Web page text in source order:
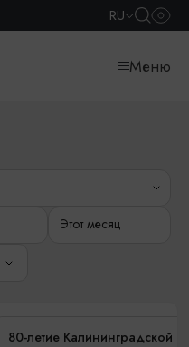
RU
Меню
Этот месяц
80-летие Калининградской